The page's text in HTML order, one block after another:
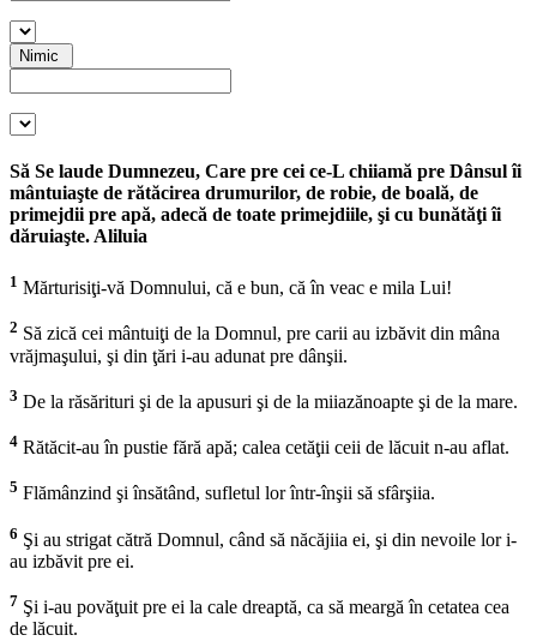
Nimic
Să Se laude Dumnezeu, Care pre cei ce-L chiiamă pre Dânsul îi
mântuiaşte de rătăcirea drumurilor, de robie, de boală, de
primejdii pre apă, adecă de toate primejdiile, şi cu bunătăţi îi
dăruiaşte. Aliluia
1 Mărturisiţi-vă Domnului, că e bun, că în veac e mila Lui!
2 Să zică cei mântuiţi de la Domnul, pre carii au izbăvit din mâna
vrăjmaşului, şi din ţări i-au adunat pre dânşii.
3 De la răsărituri şi de la apusuri şi de la miiazănoapte şi de la mare.
4 Rătăcit-au în pustie fără apă; calea cetăţii ceii de lăcuit n-au aflat.
5 Flămânzind şi însătând, sufletul lor într-înşii să sfârşiia.
6 Şi au strigat cătră Domnul, când să năcăjiia ei, şi din nevoile lor i-
au izbăvit pre ei.
7 Şi i-au povăţuit pre ei la cale dreaptă, ca să meargă în cetatea cea
de lăcuit.